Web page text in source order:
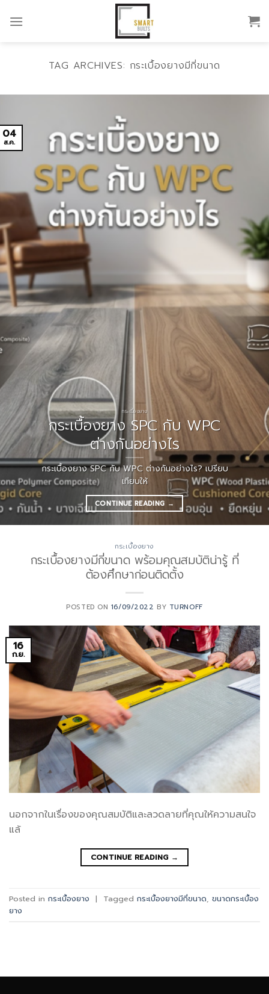
TAG ARCHIVES: กระเบื้องยางมีกี่ขนาด
กระเบื้องยาง
กระเบื้องยาง SPC กับ WPC
ต่างกันอย่างไร
กระเบื้องยาง SPC กับ WPC ต่างกันอย่างไร? เปรียบ
เทียบให้
CONTINUE READING →
04
ส.ค.
กระเบื้องยาง
กระเบื้องยางมีกี่ขนาด พร้อมคุณสมบัติน่ารู้ ที่
ต้องศึกษาก่อนติดตั้ง
POSTED ON 16/09/2022 BY TURNOFF
16
ก.ย.
นอกจากในเรื่องของคุณสมบัติและลวดลายที่คุณให้ความสนใจ
แล้
CONTINUE READING →
Posted in กระเบื้องยาง | Tagged กระเบื้องยางมีกี่ขนาด ขนาดกระเบื้อง
ยาง